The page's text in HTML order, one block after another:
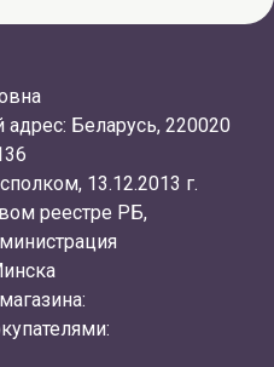
Беларусь, 220020
13.12.2013 г.
реестре РБ,